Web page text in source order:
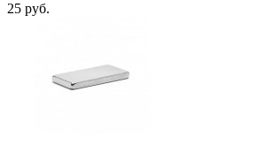
25 руб.